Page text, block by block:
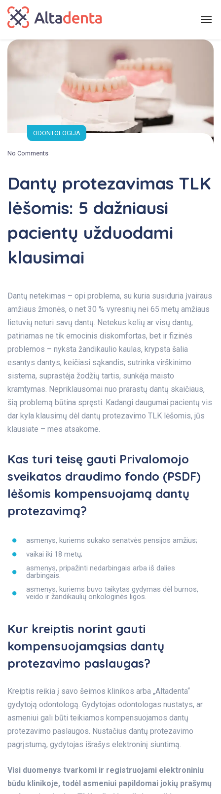
ODONTOLOGIJA
No Comments
Dantų protezavimas TLK
lėšomis: 5 dažniausi
pacientų užduodami
klausimai
Dantų netekimas – opi problema, su kuria susiduria įvairaus
amžiaus žmonės, o net 30 % vyresnių nei 65 metų amžiaus
lietuvių neturi savų dantų. Netekus kelių ar visų dantų,
patiriamas ne tik emocinis diskomfortas, bet ir fizinės
problemos – nyksta žandikaulio kaulas, krypsta šalia
esantys dantys, keičiasi sąkandis, sutrinka virškinimo
sistema, suprastėja žodžių tartis, sunkėja maisto
kramtymas. Nepriklausomai nuo prarastų dantų skaičiaus,
šią problemą būtina spręsti. Kadangi daugumai pacientų vis
dar kyla klausimų dėl dantų protezavimo TLK lėšomis, jūs
klausiate – mes atsakome.
Kas turi teisę gauti Privalomojo
sveikatos draudimo fondo (PSDF)
lėšomis kompensuojamą dantų
protezavimą?
asmenys, kuriems sukako senatvės pensijos amžius;
vaikai iki 18 metų;
asmenys, pripažinti nedarbingais arba iš dalies
darbingais.
asmenys, kuriems buvo taikytas gydymas dėl burnos,
veido ir žandikaulių onkologinės ligos.
Kur kreiptis norint gauti
kompensuojamąsias dantų
protezavimo paslaugas?
Kreiptis reikia į savo šeimos klinikos arba „Altadenta“
gydytoją odontologą. Gydytojas odontologas nustatys, ar
asmeniui gali būti teikiamos kompensuojamos dantų
protezavimo paslaugos. Nustačius dantų protezavimo
pagrįstumą, gydytojas išrašys elektroninį siuntimą.
Visi duomenys tvarkomi ir registruojami elektroniniu
būdu klinikoje, todėl asmeniui papildomai jokių prašymų